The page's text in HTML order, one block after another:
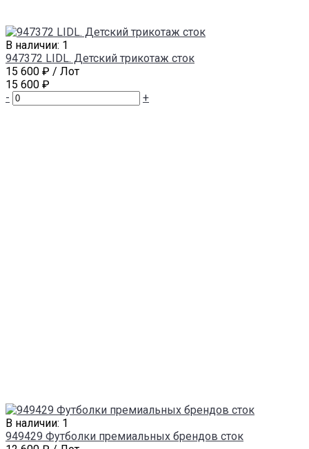
В наличии: 1
947372 LIDL. Детский трикотаж сток
15 600 ₽ / Лот
15 600 ₽
-
+
В наличии: 1
949429 Футболки премиальных брендов сток